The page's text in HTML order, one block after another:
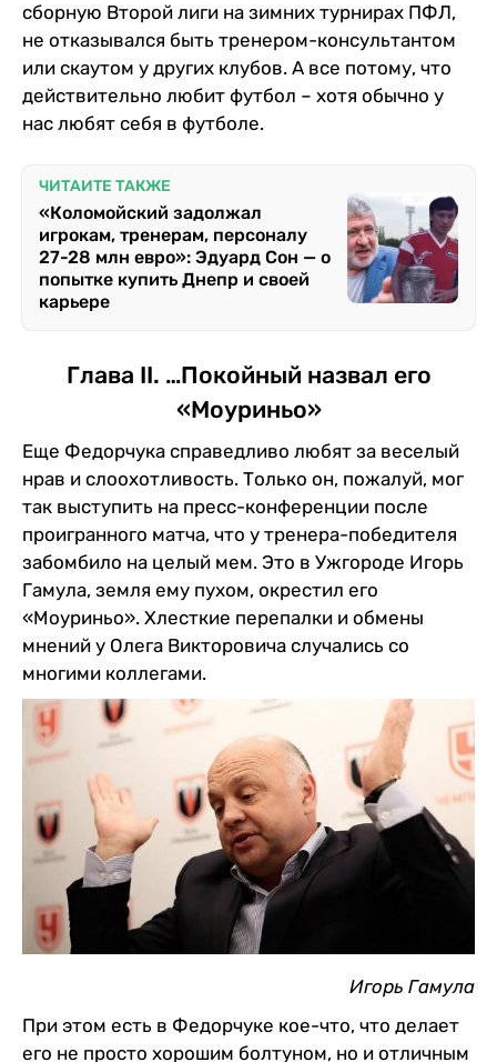
сборную Второй лиги на зимних турнирах ПФЛ,
не отказывался быть тренером-консультантом
или скаутом у других клубов. А все потому, что
действительно любит футбол – хотя обычно у
нас любят себя в футболе.
ЧИТАЙТЕ ТАКЖЕ
«Коломойский задолжал
игрокам, тренерам, персоналу
27-28 млн евро»: Эдуард Сон — о
попытке купить Днепр и своей
карьере
Глава II. …Покойный назвал его
«Моуриньо»
Еще Федорчука справедливо любят за веселый
нрав и слоохотливость. Только он, пожалуй, мог
так выступить на пресс-конференции после
проигранного матча, что у тренера-победителя
забомбило на целый мем. Это в Ужгороде Игорь
Гамула, земля ему пухом, окрестил его
«Моуриньо». Хлесткие перепалки и обмены
мнений у Олега Викторовича случались со
многими коллегами.
Игорь Гамула
При этом есть в Федорчуке кое-что, что делает
его не просто хорошим болтуном, но и отличным